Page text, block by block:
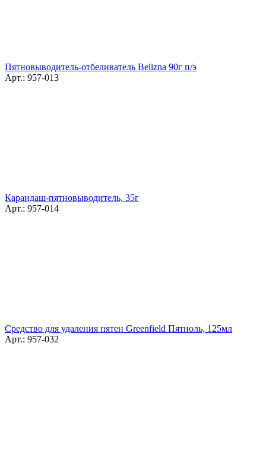
Пятновыводитель-отбеливатель Belizna 90г п/э
Арт.: 957-013
Карандаш-пятновыводитель, 35г
Арт.: 957-014
Средство для удаления пятен Greenfield Пятноль, 125мл
Арт.: 957-032